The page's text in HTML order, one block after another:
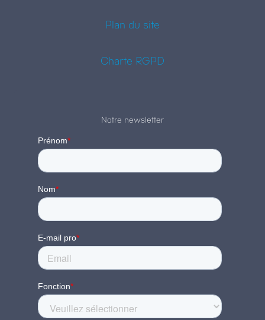
Plan du site
Charte RGPD
Notre newsletter